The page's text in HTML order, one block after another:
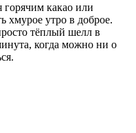
горячим какао или
хмурое утро в доброе.
тёплый шелл в
когда можно ни о